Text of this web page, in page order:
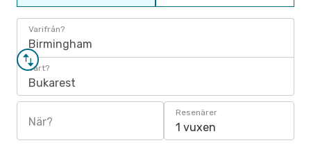
Varifrån?
Birmingham
Vart?
Bukarest
När?
Resenärer
1 vuxen